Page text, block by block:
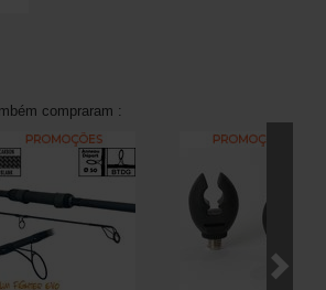
compraram :